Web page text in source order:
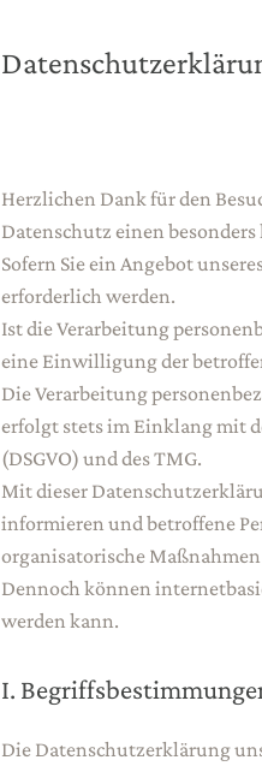
Herzlichen Dank für den
Datenschutz einen
Sofern Sie ein Angebot
erforderlich werden.
Ist die Verarbeitung
eine Einwilligung der
Die Verarbeitung
erfolgt stets im Einklang mit
(DSGVO) und des TMG.
Mit dieser
informieren und betroffene
organisatorische
Dennoch können
werden kann.
I.
Die Datenschutzerklärung